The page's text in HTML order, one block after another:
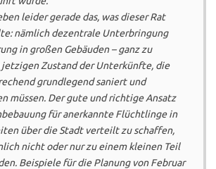
leider gerade das, was dieser Rat
nämlich dezentrale Unterbringung
in großen Gebäuden – ganz zu
jetzigen Zustand der Unterkünfte, die
grundlegend saniert und
müssen. Der gute und richtige Ansatz
für anerkannte Flüchtlinge in
über die Stadt verteilt zu schaffen,
nicht oder nur zu einem kleinen Teil
Beispiele für die Planung von Februar